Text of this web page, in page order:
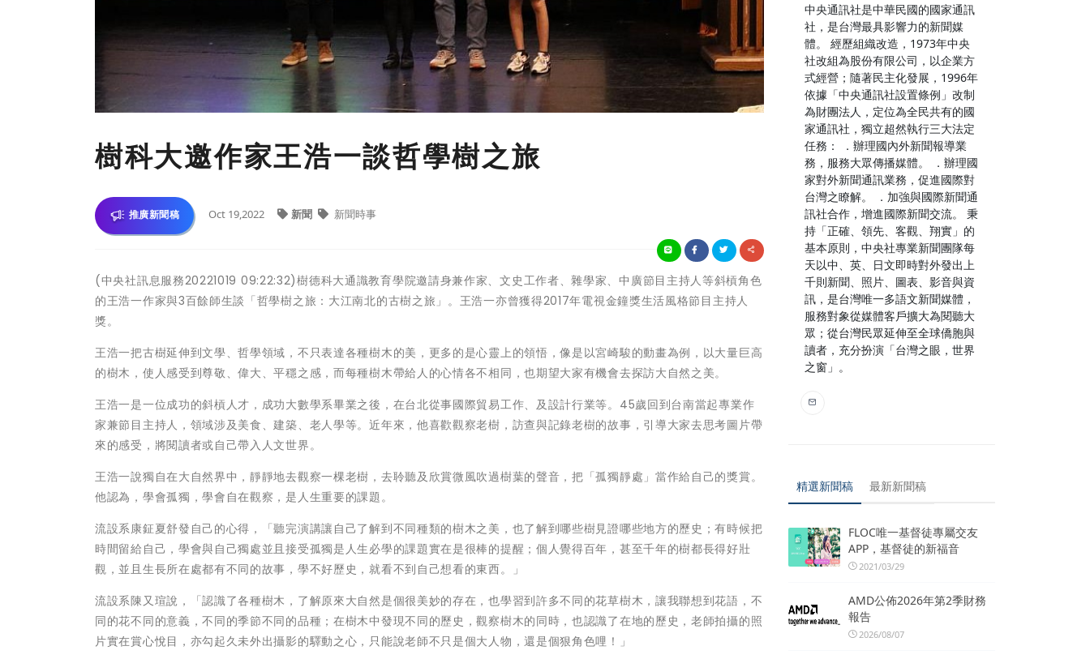
樹科大邀作家王浩一談哲學樹之旅
推廣新聞稿 Oct 19,2022 新聞 新聞時事
(中央社訊息服務20221019 09:22:32)樹德科大通識教育學院邀請身兼作家、文史工作者、雜學家、中廣節目主持人等斜槓角色
的王浩一作家與3百餘師生談「哲學樹之旅：大江南北的古樹之旅」。王浩一亦曾獲得2017年電視金鐘獎生活風格節目主持人
獎。
王浩一把古樹延伸到文學、哲學領域，不只表達各種樹木的美，更多的是心靈上的領悟，像是以宮崎駿的動畫為例，以大量巨高
的樹木，使人感受到尊敬、偉大、平穩之感，而每種樹木帶給人的心情各不相同，也期望大家有機會去探訪大自然之美。
王浩一是一位成功的斜槓人才，成功大數學系畢業之後，在台北從事國際貿易工作、及設計行業等。45歲回到台南當起專業作
家兼節目主持人，領域涉及美食、建築、老人學等。近年來，他喜歡觀察老樹，訪查與記錄老樹的故事，引導大家去思考圖片帶
來的感受，將閱讀者或自己帶入人文世界。
王浩一說獨自在大自然界中，靜靜地去觀察一棵老樹，去聆聽及欣賞微風吹過樹葉的聲音，把「孤獨靜處」當作給自己的獎賞。
他認為，學會孤獨，學會自在觀察，是人生重要的課題。
流設系康鉦夏舒發自己的心得，「聽完演講讓自己了解到不同種類的樹木之美，也了解到哪些樹見證哪些地方的歷史；有時候把
時間留給自己，學會與自己獨處並且接受孤獨是人生必學的課題實在是很棒的提醒；個人覺得百年，甚至千年的樹都長得好壯
觀，並且生長所在處都有不同的故事，學不好歷史，就看不到自己想看的東西。」
流設系陳又瑄說，「認識了各種樹木，了解原來大自然是個很美妙的存在，也學習到許多不同的花草樹木，讓我聯想到花語，不
同的花不同的意義，不同的季節不同的品種；在樹木中發現不同的歷史，觀察樹木的同時，也認識了在地的歷史，老師拍攝的照
片實在賞心悅目，亦勾起久未外出攝影的驛動之心，只能說老師不只是個大人物，還是個狠角色哩！」
中央通訊社是中華民國的國家通訊
社，是台灣最具影響力的新聞媒
體。 經歷組織改造，1973年中央
社改組為股份有限公司，以企業方
式經營；隨著民主化發展，1996年
依據「中央通訊社設置條例」改制
為財團法人，定位為全民共有的國
家通訊社，獨立超然執行三大法定
任務： ．辦理國內外新聞報導業
務，服務大眾傳播媒體。 ．辦理國
家對外新聞通訊業務，促進國際對
台灣之瞭解。 ．加強與國際新聞通
訊社合作，增進國際新聞交流。 秉
持「正確、領先、客觀、翔實」的
基本原則，中央社專業新聞團隊每
天以中、英、日文即時對外發出上
千則新聞、照片、圖表、影音與資
訊，是台灣唯一多語文新聞媒體，
服務對象從媒體客戶擴大為閱聽大
眾；從台灣民眾延伸至全球僑胞與
讀者，充分扮演「台灣之眼，世界
之窗」。
精選新聞稿 最新新聞稿
FLOC唯一基督徒專屬交友
APP，基督徒的新福音
2021/03/29
AMD公佈2026年第2季財務
報告
2026/08/07